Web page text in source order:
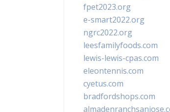
fpet2023.org
e-smart2022.org
ngrc2022.org
leesfamilyfoods.com
lewis-lewis-cpas.com
eleontennis.com
cyetus.com
bradfordshops.com